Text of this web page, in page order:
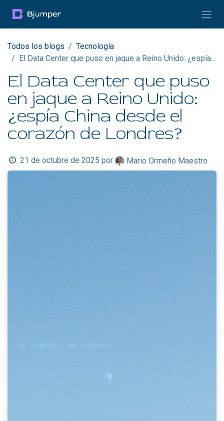
Todos los blogs
Tecnología
El Data Center que puso en jaque a Reino Unido: ¿espía China desde el corazón de Londres?
El Data Center que puso
en jaque a Reino Unido:
¿espía China desde el
corazón de Londres?
21 de octubre de 2025 por Mario Ormeño Maestro